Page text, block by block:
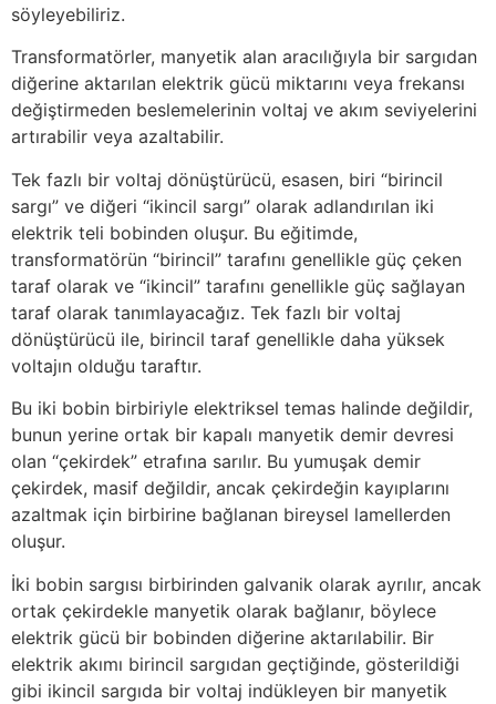
söyleyebiliriz.
Transformatörler, manyetik alan aracılığıyla bir sargıdan
diğerine aktarılan elektrik gücü miktarını veya frekansı
değiştirmeden beslemelerinin voltaj ve akım seviyelerini
artırabilir veya azaltabilir.
Tek fazlı bir voltaj dönüştürücü, esasen, biri “birincil
sargı” ve diğeri “ikincil sargı” olarak adlandırılan iki
elektrik teli bobinden oluşur. Bu eğitimde,
transformatörün “birincil” tarafını genellikle güç çeken
taraf olarak ve “ikincil” tarafını genellikle güç sağlayan
taraf olarak tanımlayacağız. Tek fazlı bir voltaj
dönüştürücü ile, birincil taraf genellikle daha yüksek
voltajın olduğu taraftır.
Bu iki bobin birbiriyle elektriksel temas halinde değildir,
bunun yerine ortak bir kapalı manyetik demir devresi
olan “çekirdek” etrafına sarılır. Bu yumuşak demir
çekirdek, masif değildir, ancak çekirdeğin kayıplarını
azaltmak için birbirine bağlanan bireysel lamellerden
oluşur.
İki bobin sargısı birbirinden galvanik olarak ayrılır, ancak
ortak çekirdekle manyetik olarak bağlanır, böylece
elektrik gücü bir bobinden diğerine aktarılabilir. Bir
elektrik akımı birincil sargıdan geçtiğinde, gösterildiği
gibi ikincil sargıda bir voltaj indükleyen bir manyetik